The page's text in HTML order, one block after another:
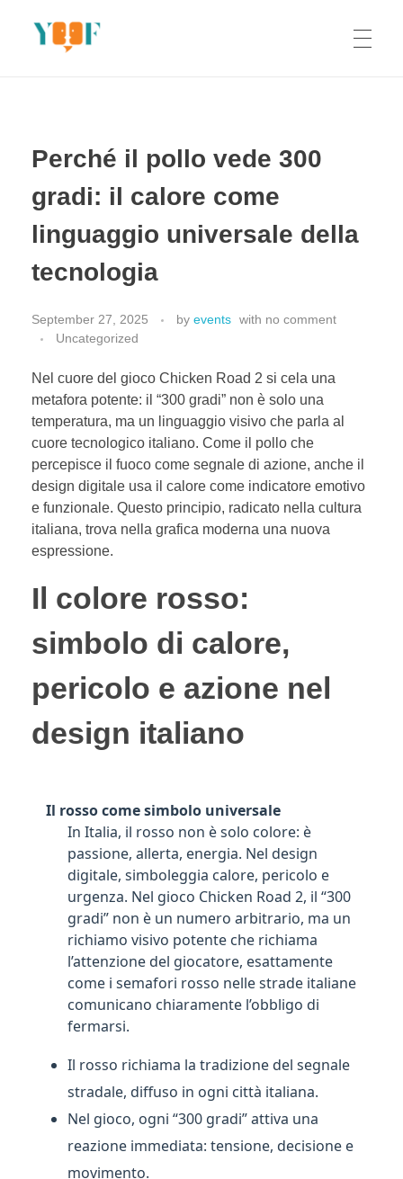
Perché il pollo vede 300
gradi: il calore come
linguaggio universale della
tecnologia
September 27, 2025 by events with no comment
Uncategorized
Nel cuore del gioco Chicken Road 2 si cela una
metafora potente: il “300 gradi” non è solo una
temperatura, ma un linguaggio visivo che parla al
cuore tecnologico italiano. Come il pollo che
percepisce il fuoco come segnale di azione, anche il
design digitale usa il calore come indicatore emotivo
e funzionale. Questo principio, radicato nella cultura
italiana, trova nella grafica moderna una nuova
espressione.
Il colore rosso:
simbolo di calore,
pericolo e azione nel
design italiano
Il rosso come simbolo universale
In Italia, il rosso non è solo colore: è
passione, allerta, energia. Nel design
digitale, simboleggia calore, pericolo e
urgenza. Nel gioco Chicken Road 2, il “300
gradi” non è un numero arbitrario, ma un
richiamo visivo potente che richiama
l’attenzione del giocatore, esattamente
come i semafori rosso nelle strade italiane
comunicano chiaramente l’obbligo di
fermarsi.
Il rosso richiama la tradizione del segnale
stradale, diffuso in ogni città italiana.
Nel gioco, ogni “300 gradi” attiva una
reazione immediata: tensione, decisione e
movimento.